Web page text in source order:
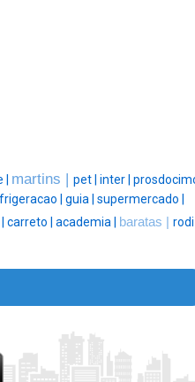
martins | pet | inter | prosdocimo
| guia | supermercado |
carreto | academia | baratas |